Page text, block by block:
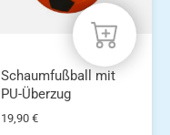
Schaumfußball mit
PU-Überzug
19,90 €